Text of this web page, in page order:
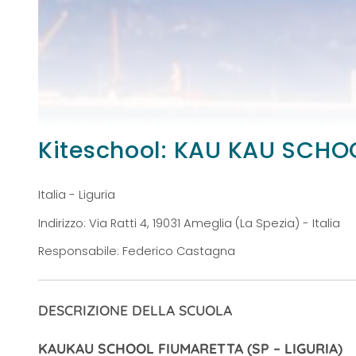
Kiteschool: KAU KAU
Italia - Liguria
Indirizzo: Via Ratti 4, 19031 Ameglia (La Spezia) - Italia
Responsabile: Federico Castagna
DESCRIZIONE DELLA SCUOLA
KAUKAU SCHOOL FIUMARETTA (SP – LIGURIA)